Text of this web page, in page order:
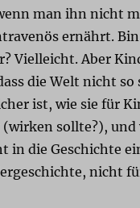
man ihn nicht
ernährt.
Vielleicht. Aber
die Welt nicht so
ist, wie sie für
sollte?), und
in die Geschichte
nicht